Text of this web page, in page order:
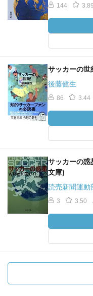
144 3.89
サッカーの世
後藤健生
86 3.44
サッカーの惑
文庫)
読売新聞運動
3 3.50